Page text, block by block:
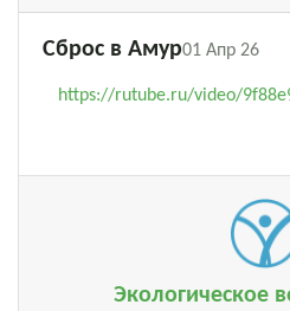
Сброс в Амур01 Апр 26
https://rutube.ru/video/
Экологическое